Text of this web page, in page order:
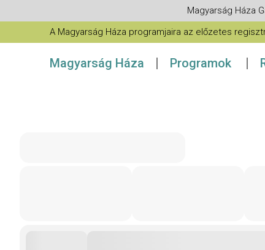
Magyarság Háza
A Magyarság Háza programjaira az előzetes
Magyarság Háza Programok